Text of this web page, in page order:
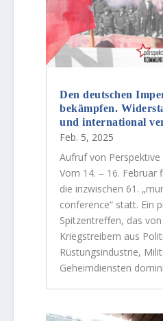
Den deutschen
bekämpfen.
und international
Feb. 5, 2025
Aufruf von
Vom 14. – 16. Februar
die inzwischen 61.
conference“ statt. Ein
Spitzentreffen, das
Kriegstreibern aus
Rüstungsindustrie,
Geheimdiensten